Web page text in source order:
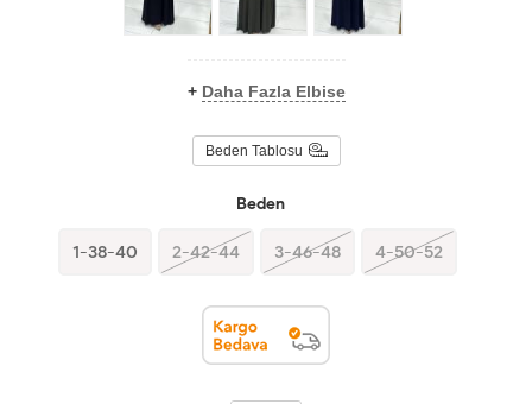
+ Daha Fazla Elbise
Beden Tablosu
Beden
1-38-40 2-42-44 3-46-48 4-50-52